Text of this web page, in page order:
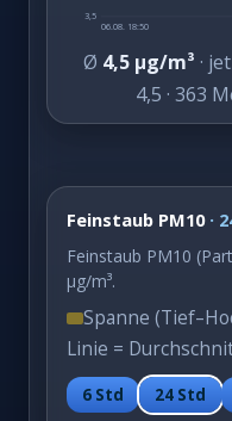
3,5
06.08. 18:50
Ø 4,5 µg/m³ ·
4,5 · 363
Feinstaub PM10·
Feinstaub PM10
µg/m³.
Spanne
Linie =
6 Std 24 Std